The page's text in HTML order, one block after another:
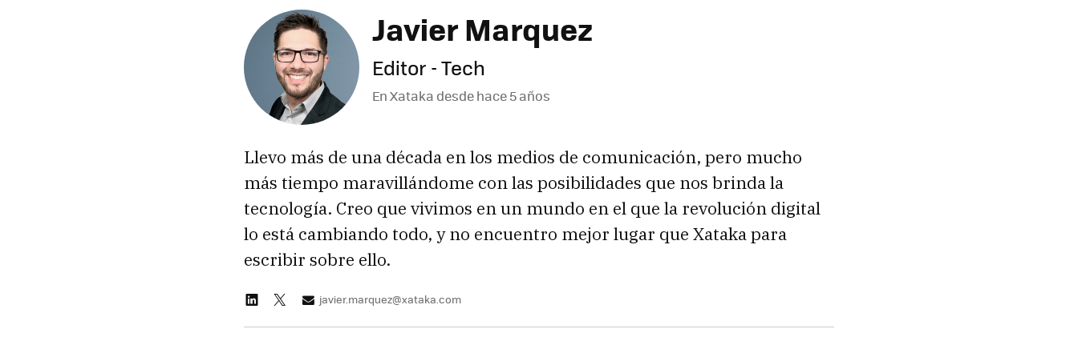
Javier Marquez
Editor - Tech
En Xataka desdehace 5 años
Llevo más de una década en los medios de comunicación, pero mucho
más tiempo maravillándome con las posibilidades que nos brinda la
tecnología. Creo que vivimos en un mundo en el que la revolución digital
lo está cambiando todo, y no encuentro mejor lugar que Xataka para
escribir sobre ello.
javier.marquez@xataka.com